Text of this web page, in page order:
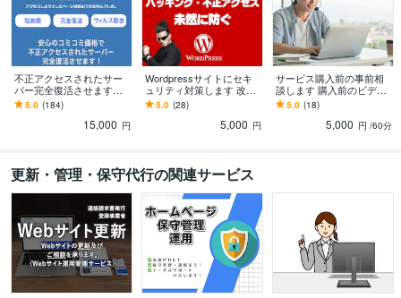
不正アクセスされたサー
バー完全復活させます
【再発保証付】バックア
ップなしでも諦めないで
5.0 (184)
15,000 円
Wordpressサイトにセキ
ュリティ対策します 改ざ
ん・ハッキングの心配・
不安を解消したい方にお
5.0 (28)
5,000 円
サービス購入前の事前相
談します 購入前のビデオ
チャットを使った相談用
です
5.0 (18)
5,000 円 /60分
更新・管理・保守代行の関連サービス